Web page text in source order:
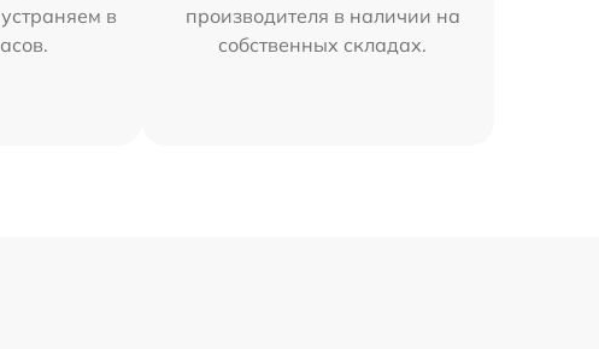
в
производителя в наличии на
собственных складах.